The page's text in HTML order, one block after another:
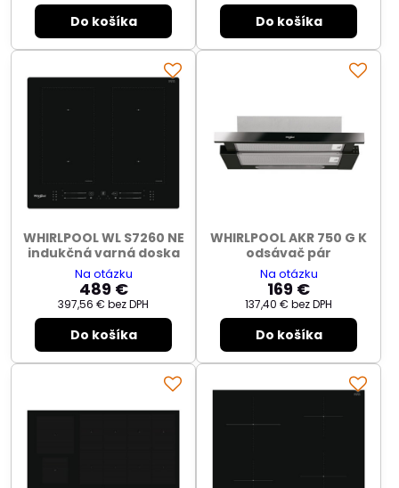
Do košíka Do košíka
WHIRLPOOL WL S7260 NE
indukčná varná doska
Na otázku
489 €
397,56 € bez DPH
Do košíka
WHIRLPOOL AKR 750 G K
odsávač pár
Na otázku
169 €
137,40 € bez DPH
Do košíka